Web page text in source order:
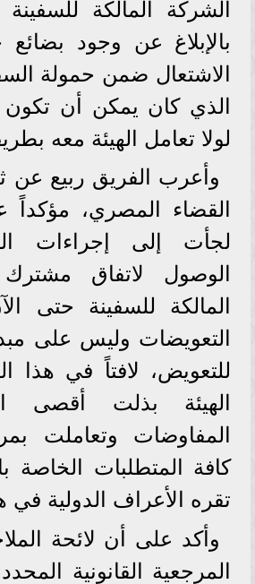
الشركة المالكة
بالإبلاغ عن وجود
الاشتعال ضمن حمولة
الذي كان يمكن أن تكون
لولا تعامل الهيئة معه
وأعرب الفريق ربيع عن
القضاء المصري، مؤكداً
لجأت إلى إجراءات
الوصول لاتفاق
المالكة للسفينة حتى
التعويضات وليس على
للتعويض، لافتاً في هذا
الهيئة بذلت أقصى
المفاوضات وتعاملت
كافة المتطلبات الخاصة
تقره الأعراف الدولية في
وأكد على أن لائحة
المرجعية القانونية